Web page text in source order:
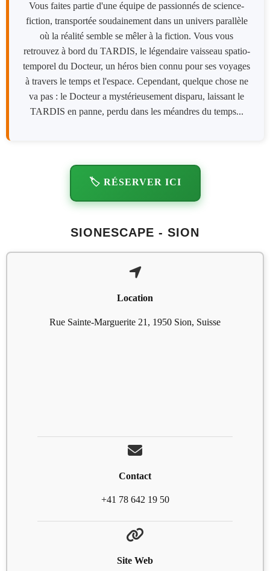
Vous faites partie d'une équipe de passionnés de science-
fiction, transportée soudainement dans un univers parallèle
où la réalité semble se mêler à la fiction. Vous vous
retrouvez à bord du TARDIS, le légendaire vaisseau spatio-
temporel du Docteur, un héros bien connu pour ses voyages
à travers le temps et l'espace. Cependant, quelque chose ne
va pas : le Docteur a mystérieusement disparu, laissant le
TARDIS en panne, perdu dans les méandres du temps...
🏷️ RÉSERVER ICI
SIONESCAPE - SION
Location
Rue Sainte-Marguerite 21, 1950 Sion, Suisse
Contact
+41 78 642 19 50
Site Web